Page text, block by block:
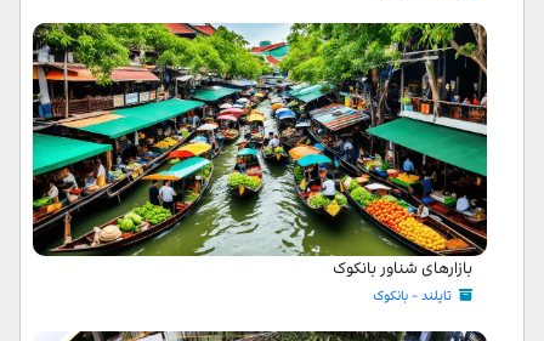
بازارهای شناور بانکوک
تایلند - بانکوک